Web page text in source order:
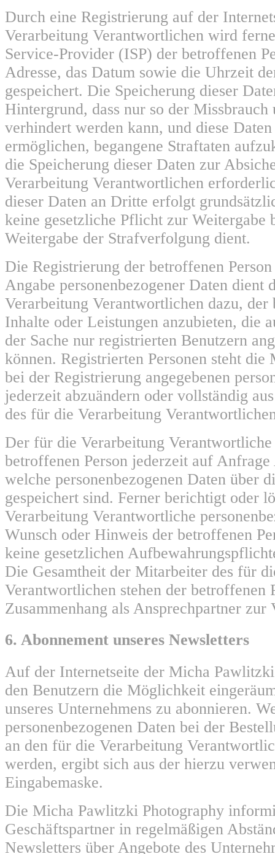
Durch eine Registrierung auf der
Verarbeitung Verantwortlichen wird
Service-Provider (ISP) der betroffenen
Adresse, das Datum sowie die Uhrzeit
gespeichert. Die Speicherung dieser
Hintergrund, dass nur so der Missbrauch
verhindert werden kann, und diese
ermöglichen, begangene Straftaten
die Speicherung dieser Daten zur
Verarbeitung Verantwortlichen
dieser Daten an Dritte erfolgt
keine gesetzliche Pflicht zur Weitergabe
Weitergabe der Strafverfolgung dient.
Die Registrierung der betroffenen
Angabe personenbezogener Daten dient
Verarbeitung Verantwortlichen dazu, der
Inhalte oder Leistungen anzubieten, die
der Sache nur registrierten Benutzern
können. Registrierten Personen steht
bei der Registrierung angegebenen
jederzeit abzuändern oder vollständig
des für die Verarbeitung
Der für die Verarbeitung
betroffenen Person jederzeit auf
welche personenbezogenen Daten über
gespeichert sind. Ferner berichtigt oder
Verarbeitung Verantwortliche
Wunsch oder Hinweis der betroffenen
keine gesetzlichen
Die Gesamtheit der Mitarbeiter des für
Verantwortlichen stehen der betroffenen
Zusammenhang als Ansprechpartner zur
6. Abonnement unseres Newsletters
Auf der Internetseite der Micha
den Benutzern die Möglichkeit
unseres Unternehmens zu abonnieren.
personenbezogenen Daten bei der
an den für die Verarbeitung
werden, ergibt sich aus der hierzu
Eingabemaske.
Die Micha Pawlitzki Photography
Geschäftspartner in regelmäßigen
Newsletters über Angebote des